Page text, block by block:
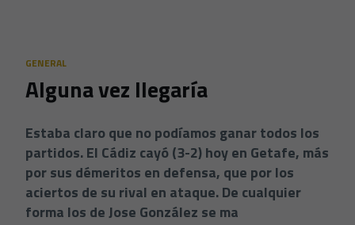
GENERAL
Alguna vez llegaría
Estaba claro que no podíamos ganar todos los
partidos. El Cádiz cayó (3-2) hoy en Getafe, más
por sus démeritos en defensa, que por los
aciertos de su rival en ataque. De cualquier
forma los de Jose González se ma